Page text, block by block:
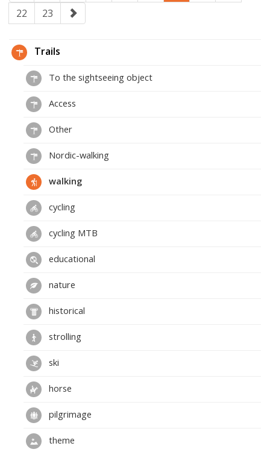
22
23
Trails
To the sightseeing object
Access
Other
Nordic-walking
walking
cycling
cycling MTB
educational
nature
historical
strolling
ski
horse
pilgrimage
theme